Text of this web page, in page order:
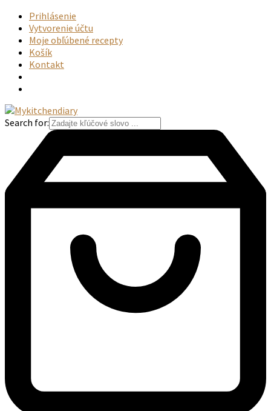
Prihlásenie
Vytvorenie účtu
Moje obľúbené recepty
Košík
Kontakt
Search for: